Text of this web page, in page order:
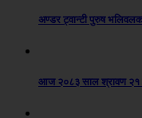
अण्डर ट्वान्टी पुरुष
आज २०८३ साल श्रावण २१